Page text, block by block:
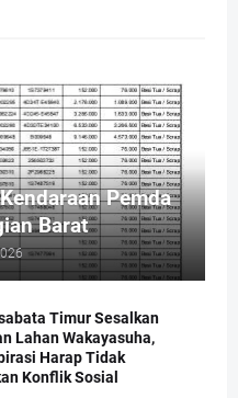
Pemda
Barat
Timur Sesalkan
Lahan Wakayasuha,
Harap Tidak
Konflik Sosial